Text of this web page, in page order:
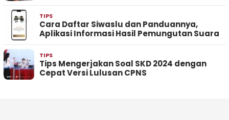
TIPS
Cara Daftar Siwaslu dan Panduannya,
Aplikasi Informasi Hasil Pemungutan Suara
TIPS
Tips Mengerjakan Soal SKD 2024 dengan
Cepat Versi Lulusan CPNS